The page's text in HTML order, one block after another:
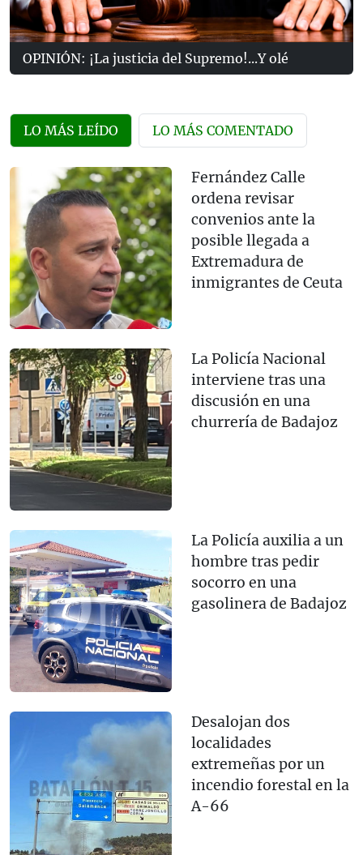
OPINIÓN: ¡La justicia del Supremo!...Y olé
LO MÁS LEÍDO LO MÁS COMENTADO
Fernández Calle
ordena revisar
convenios ante la
posible llegada a
Extremadura de
inmigrantes de Ceuta
La Policía Nacional
interviene tras una
discusión en una
churrería de Badajoz
La Policía auxilia a un
hombre tras pedir
socorro en una
gasolinera de Badajoz
Desalojan dos
localidades
extremeñas por un
incendio forestal en la
A-66